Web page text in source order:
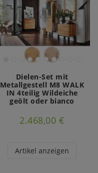
Dielen-Set mit
Metallgestell M8 WALK
IN 4teilig Wildeiche
geölt oder bianco
2.468,00 €
Artikel anzeigen